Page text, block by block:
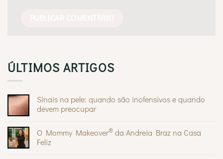
ÚLTIMOS ARTIGOS
Sinais na pele: quando são inofensivos e quando
devem preocupar
em
Sinais
na
O Mommy Makeover® da Andreia Braz na Casa
Feliz